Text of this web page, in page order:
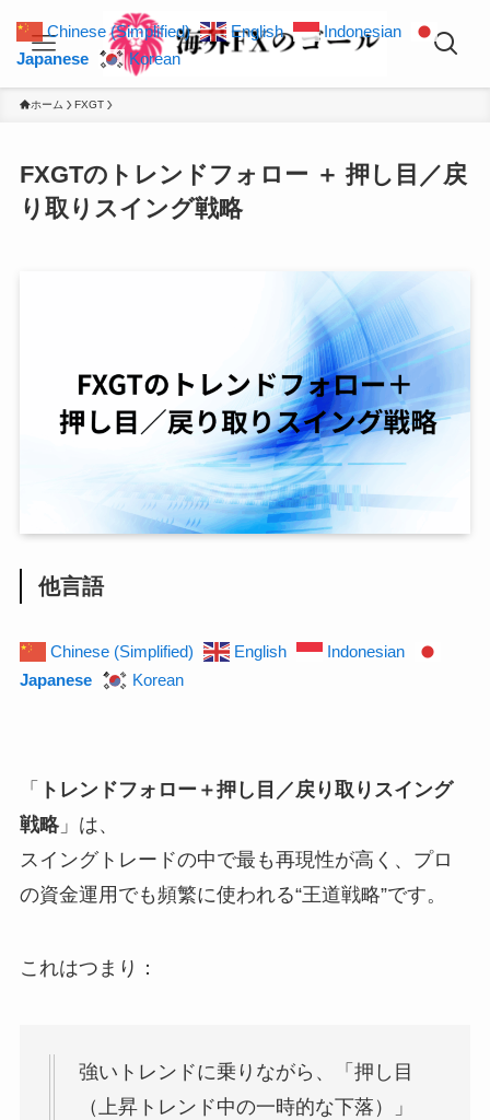
ホーム FXGT
FXGTのトレンドフォロー ＋ 押し目／戻
り取りスイング戦略
他言語
Chinese (Simplified) English
Indonesian
Japanese
Korean
「
トレンドフォロー＋押し目／戻り取りスイング
戦略」は、
スイングトレードの中で最も再現性が高く、プロ
の資金運用でも頻繁に使われる“王道戦略”です。
これはつまり：
強いトレンドに乗りながら、「押し目
（上昇トレンド中の一時的な下落）」
Chinese (Simplified) English
Indonesian
Japanese
Korean